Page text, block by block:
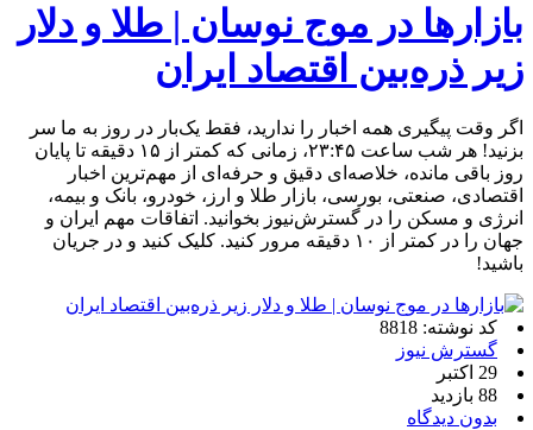
بازارها در موج نوسان | طلا و دلار
زیر ذره‌بین اقتصاد ایران
اگر وقت پیگیری همه اخبار را ندارید، فقط یک‌بار در روز به ما سر
بزنید! هر شب ساعت ۲۳:۴۵، زمانی که کمتر از ۱۵ دقیقه تا پایان
روز باقی مانده، خلاصه‌ای دقیق و حرفه‌ای از مهم‌ترین اخبار
اقتصادی، صنعتی، بورسی، بازار طلا و ارز، خودرو، بانک و بیمه،
انرژی و مسکن را در گسترش‌نیوز بخوانید. اتفاقات مهم ایران و
جهان را در کمتر از ۱۰ دقیقه مرور کنید. کلیک کنید و در جریان
باشید!
کد نوشته: 8818
گسترش نیوز
29 اکتبر
88 بازدید
بدون دیدگاه